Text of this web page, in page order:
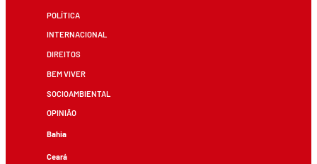
POLÍTICA
INTERNACIONAL
DIREITOS
BEM VIVER
SOCIOAMBIENTAL
OPINIÃO
Bahia
Ceará